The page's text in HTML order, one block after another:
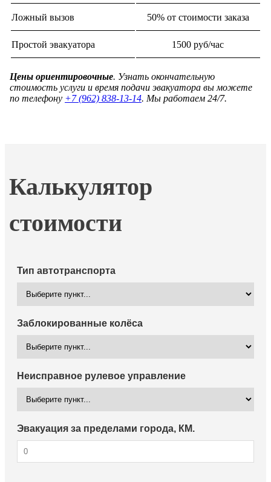
Ложный вызов 50% от стоимости заказа
Простой эвакуатора 1500 руб/час
Цены ориентировочные. Узнать окончательную
стоимость услуги и время подачи эвакуатора вы можете
по телефону +7 (962) 838-13-14. Мы работаем 24/7.
Калькулятор
стоимости
Тип автотранспорта
Заблокированные колёса
Неисправное рулевое управление
Эвакуация за пределами города, КМ.